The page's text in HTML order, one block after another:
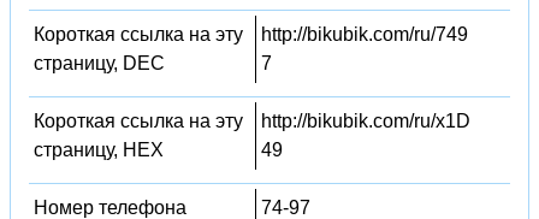
Короткая ссылка на эту
страницу, DEC
http://bikubik.com/ru/749
7
Короткая ссылка на эту
страницу, HEX
http://bikubik.com/ru/x1D
49
Номер телефона 74-97